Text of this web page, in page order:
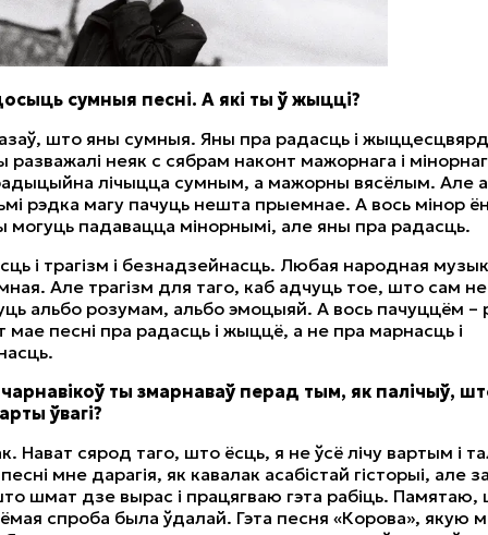
сумныя песні. А які ты ў жыцці?
што яны сумныя. Яны пра радасць і
разважалі неяк с сябрам наконт мажорнага і
лічыцца сумным, а мажорны вясёлым. Але
рэдка магу пачуць нешта прыемнае. А вось мінор
могуць падавацца мінорнымі, але яны пра радасць.
і трагізм і безнадзейнасць. Любая народная
Але трагізм для таго, каб адчуць тое, што сам
альбо розумам, альбо эмоцыяй. А вось пачуццём –
песні пра радасць і жыццё, а не пра марнасць і
ты змарнаваў перад тым, як палічыў,
ўвагі?
Нават сярод таго, што ёсць, я не ўсё лічу вартым і
мне дарагія, як кавалак асабістай гісторыі, але
шмат дзе вырас і працягваю гэта рабіць. Памятаю,
спроба была ўдалай. Гэта песня «Корова», якую